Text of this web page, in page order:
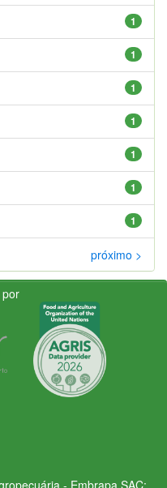
1
1
1
1
1
1
1
próximo >
- Embrapa SAC: